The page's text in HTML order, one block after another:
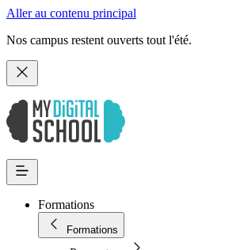
Aller au contenu principal
Nos campus restent ouverts tout l'été.
Formations
Formations